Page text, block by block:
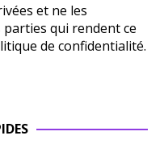
et ne les
parties qui rendent ce
de confidentialité.